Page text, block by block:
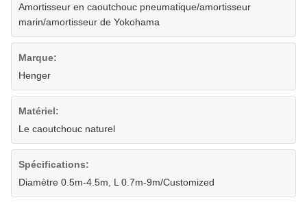
Amortisseur en caoutchouc pneumatique/amortisseur
marin/amortisseur de Yokohama
Marque:
Henger
Matériel:
Le caoutchouc naturel
Spécifications:
Diamètre 0.5m-4.5m, L 0.7m-9m/Customized